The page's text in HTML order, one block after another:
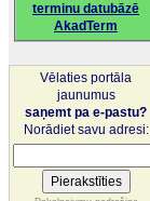
terminu datubāzē
AkadTerm
Vēlaties portāla
jaunumus
saņemt pa e-pastu?
Norādiet savu adresi: